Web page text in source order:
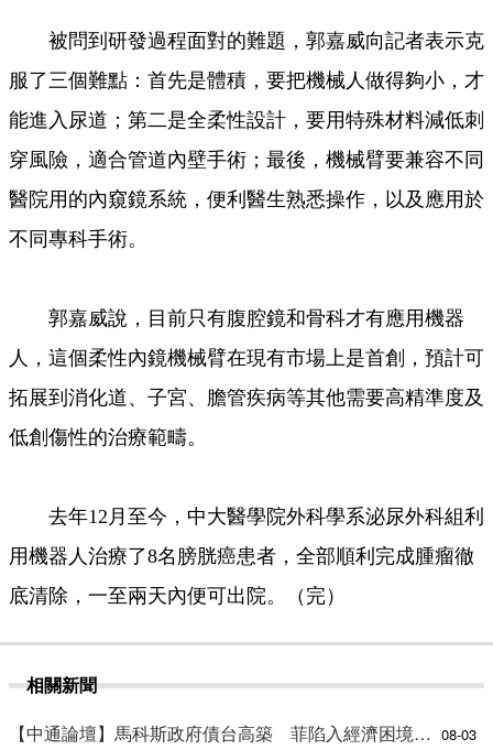
被問到研發過程面對的難題，郭嘉威向記者表示克
服了三個難點：首先是體積，要把機械人做得夠小，才
能進入尿道；第二是全柔性設計，要用特殊材料減低刺
穿風險，適合管道內壁手術；最後，機械臂要兼容不同
醫院用的內窺鏡系統，便利醫生熟悉操作，以及應用於
不同專科手術。
郭嘉威說，目前只有腹腔鏡和骨科才有應用機器
人，這個柔性內鏡機械臂在現有市場上是首創，預計可
拓展到消化道、子宮、膽管疾病等其他需要高精準度及
低創傷性的治療範疇。
去年12月至今，中大醫學院外科學系泌尿外科組利
用機器人治療了8名膀胱癌患者，全部順利完成腫瘤徹
底清除，一至兩天內便可出院。（完）
相關新聞
【中通論壇】馬科斯政府債台高築 菲陷入經濟困境與南海對抗惡循環？ 08-03